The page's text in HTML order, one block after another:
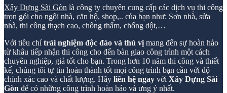
Xây Dựng Sài Gòn là công ty chuyên cung cấp các dịch vụ thi công
trọn gói cho ngôi nhà, căn hộ, shop,.. của bạn như: Sơn nhà, sửa
nhà, thi công thạch cao, chống thấm, chống dột,…
Với tiêu chítrải nghiệm độc đáo và thú vị mang đến sự hoàn hảo
từ khâu tiếp nhận thi công cho đến bàn giao công trình một cách
chuyên nghiệp, giá tốt cho bạn. Trong hơn 10 năm thi công và thiết
kế, chúng tôi tự tin hoàn thành tốt mọi công trình bạn cần với độ
chính xác cao và chất lượng. Hãy liên hệ ngay với Xây Dựng Sài
Gòn để có những công trình hoàn hảo và ưng ý nhất.